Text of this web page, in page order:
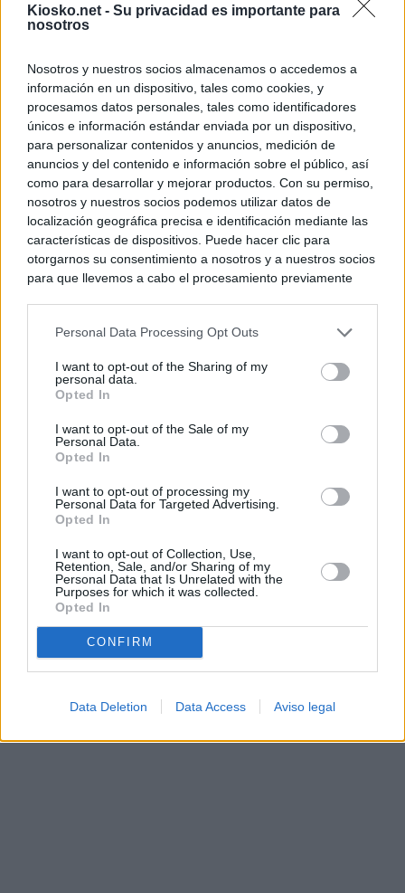
Kiosko.net - Su privacidad es importante para
nosotros
Nosotros y nuestros socios almacenamos o accedemos a
información en un dispositivo, tales como cookies, y
procesamos datos personales, tales como identificadores
únicos e información estándar enviada por un dispositivo,
para personalizar contenidos y anuncios, medición de
anuncios y del contenido e información sobre el público, así
como para desarrollar y mejorar productos. Con su permiso,
nosotros y nuestros socios podemos utilizar datos de
localización geográfica precisa e identificación mediante las
características de dispositivos. Puede hacer clic para
otorgarnos su consentimiento a nosotros y a nuestros socios
para que llevemos a cabo el procesamiento previamente
negar su consentimiento. Tenga en cuenta que algún
de su consentimiento, pero usted tiene el derecho de
rechazar tal procesamiento. Sus preferencias se aplicarán
cualquier momento entrando de nuevo en este sitio web o
visitando nuestra política de privacidad.
Personal Data Processing Opt Outs
I want to opt-out of the Sharing of my
personal data.
Opted In
I want to opt-out of the Sale of my
Personal Data.
Opted In
I want to opt-out of processing my
Personal Data for Targeted Advertising.
Opted In
I want to opt-out of Collection, Use,
Retention, Sale, and/or Sharing of my
Personal Data that Is Unrelated with the
Purposes for which it was collected.
Opted In
CONFIRM
Data Deletion Data Access Aviso legal